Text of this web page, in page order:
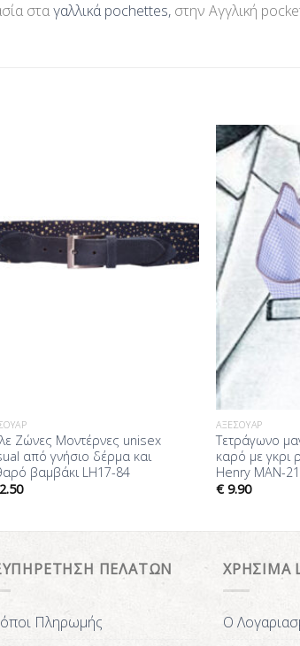
σταγαλλικά pochettes, στην Αγγλική
Ζώνες Mοντέρνες unisex
από γνήσιο δέρμα και
βαμβάκι LH17-84
ΑΞΕΣΟΥΆΡ
Τετράγωνο
καρό με γκρι
Henry MAN-
€9.90
ΠΕΛΑΤΩΝ
Πληρωμής
ΧΡΗΣΙΜΑ
Ο